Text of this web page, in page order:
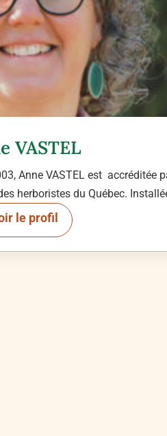
VASTEL
Anne VASTEL est accréditée
herboristes du Québec.
le profil